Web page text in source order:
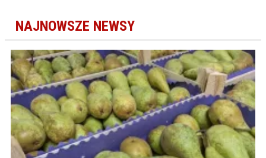
NAJNOWSZE NEWSY